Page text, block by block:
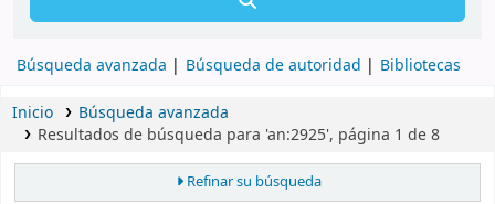
Búsqueda avanzada Búsqueda de autoridad Bibliotecas
Inicio
Búsqueda avanzada
Resultados de búsqueda para 'an:2925', página 1 de 8
Refinar su búsqueda